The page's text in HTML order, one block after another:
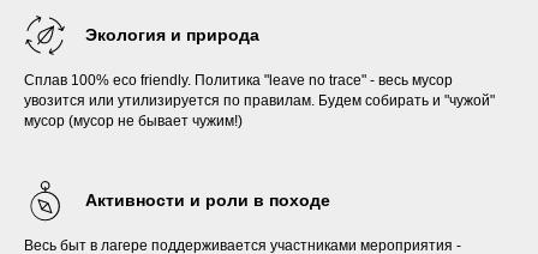
Экология и природа
Сплав 100% eco friendly. Политика "leave no trace" - весь мусор
увозится или утилизируется по правилам. Будем собирать и "чужой"
мусор (мусор не бывает чужим!)
Активности и роли в походе
Весь быт в лагере поддерживается участниками мероприятия -